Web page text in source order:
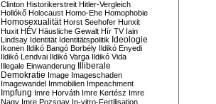
Clinton Historikerstreit Hitler-Vergleich
Hollókő Holocaust Homo-Ehe Homophobie
Homosexualität Horst Seehofer Hunxit
Huxit HÉV Häusliche Gewalt Hír TV Iain
Lindsay Identität Identitätspolitik Ideologie
Ikonen Ildikó Bangó Borbély Ildikó Enyedi
Ildikó Lendvai Ildikó Varga Ildikó Vida
Illegale Einwanderung Illiberale
Demokratie Image Imageschaden
Imagewandel Immobilien Impeachment
Impfung Imre Horváth Imre Kertész Imre
Nagy Imre Pozsgay In-vitro-Fertilisation